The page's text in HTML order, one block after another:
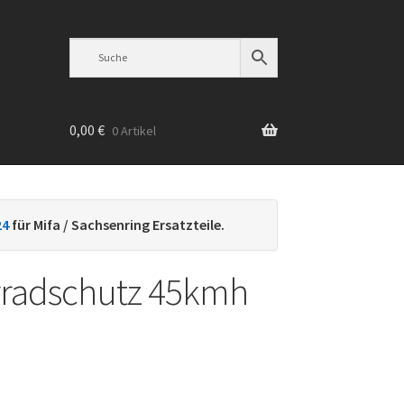
0,00 € 0 Artikel
für Mifa / Sachsenring Ersatzteile.
45kmh